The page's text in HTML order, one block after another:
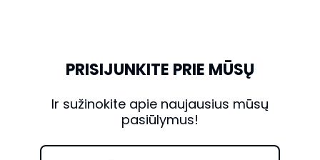
PRISIJUNKITE PRIE MŪSŲ
Ir sužinokite apie naujausius mūsų
pasiūlymus!